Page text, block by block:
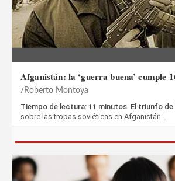
Afganistán: la ‘guerra buena’ cumple
Roberto Montoya
Tiempo de lectura: 11 minutos El triunfo
sobre las tropas soviéticas en Afganistán…